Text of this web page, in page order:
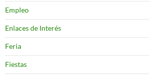
Empleo
Enlaces de Interés
Feria
Fiestas